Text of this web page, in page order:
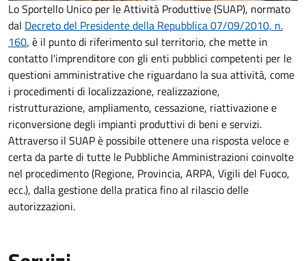
Lo Sportello Unico per le Attività Produttive (SUAP), normato
dal Decreto del Presidente della Repubblica 07/09/2010, n.
160, è il punto di riferimento sul territorio, che mette in
contatto l'imprenditore con gli enti pubblici competenti per le
questioni amministrative che riguardano la sua attività, come
i procedimenti di localizzazione, realizzazione,
ristrutturazione, ampliamento, cessazione, riattivazione e
riconversione degli impianti produttivi di beni e servizi.
Attraverso il SUAP è possibile ottenere una risposta veloce e
certa da parte di tutte le Pubbliche Amministrazioni coinvolte
nel procedimento (Regione, Provincia, ARPA, Vigili del Fuoco,
ecc.), dalla gestione della pratica fino al rilascio delle
autorizzazioni.